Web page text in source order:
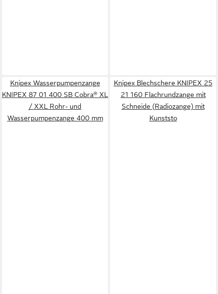
Knipex Wasserpumpenzange
KNIPEX 87 01 400 SB Cobra® XL
/ XXL Rohr- und
Wasserpumpenzange 400 mm
Knipex Blechschere KNIPEX 25
21 160 Flachrundzange mit
Schneide (Radiozange) mit
Kunststo